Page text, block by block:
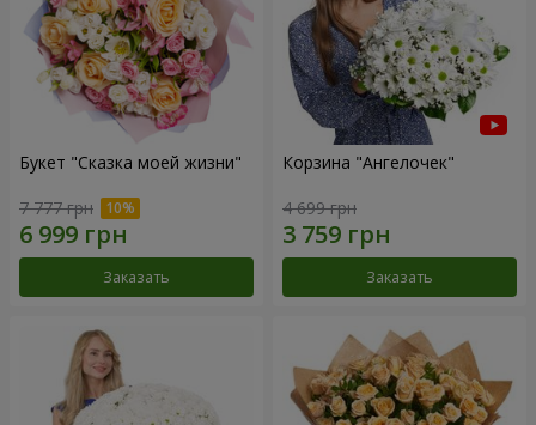
Букет "Сказка моей жизни"
7 777 грн
Заказать
Корзина "Ангелочек"
4 699 грн
Заказать